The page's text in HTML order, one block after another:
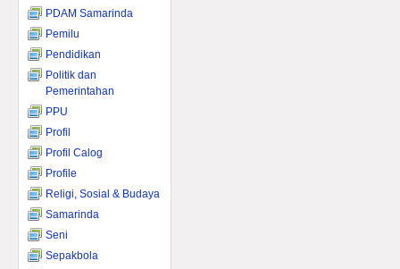
PDAM Samarinda
Pemilu
Pendidikan
Politik dan
Pemerintahan
PPU
Profil
Profil Calog
Profile
Religi, Sosial & Budaya
Samarinda
Seni
Sepakbola